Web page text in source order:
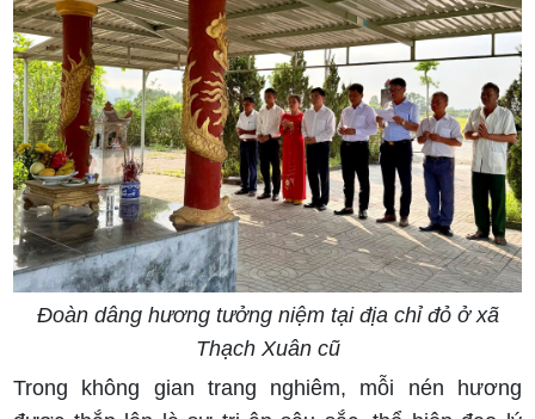
Đoàn dâng hương tưởng niệm tại địa chỉ đỏ ở xã
Thạch Xuân cũ
Trong không gian trang nghiêm, mỗi nén hương